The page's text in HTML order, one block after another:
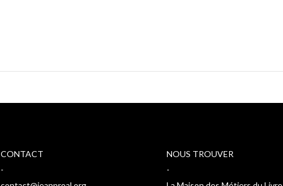
CONTACT
-
NOUS TROUVER
-